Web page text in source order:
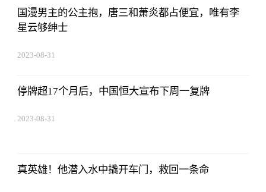
国漫男主的公主抱，唐三和萧炎都占便宜，唯有李
星云够绅士
2023-08-31
停牌超17个月后，中国恒大宣布下周一复牌
2023-08-31
真英雄！他潜入水中撬开车门，救回一条命